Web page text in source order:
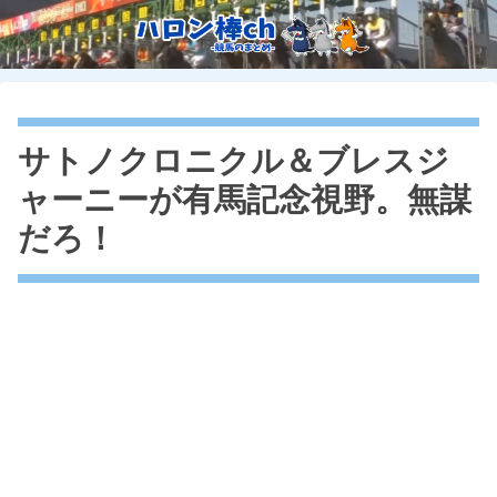
サトノクロニクル＆ブレスジ
ャーニーが有馬記念視野。無謀
だろ！